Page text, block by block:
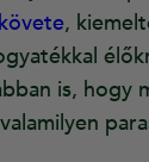
,
is, hogy